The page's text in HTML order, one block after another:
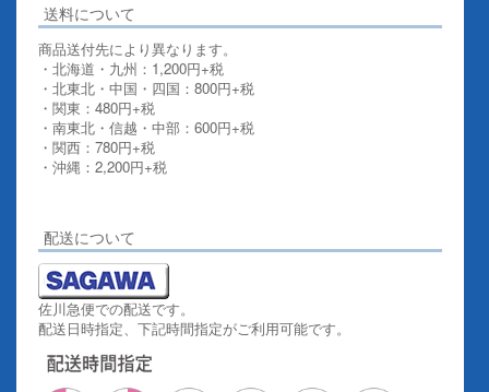
送料について
商品送付先により異なります。
・北海道・九州：1,200円+税
・北東北・中国・四国：800円+税
・関東：480円+税
・南東北・信越・中部：600円+税
・関西：780円+税
・沖縄：2,200円+税
配送について
佐川急便での配送です。
配送日時指定、下記時間指定がご利用可能です。